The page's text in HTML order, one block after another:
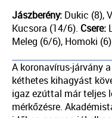
Jászberény: Dukic (8),
Kucsora (14/6). Csere:
Meleg (6/6), Homoki
A koronavírus-járvány
kéthetes kihagyást
igaz ezúttal már teljes
mérkőzésre.